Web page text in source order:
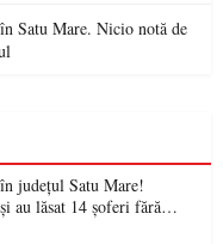
Satu Mare. Nicio notă de
județul Satu Mare!
au lăsat 14 șoferi fără